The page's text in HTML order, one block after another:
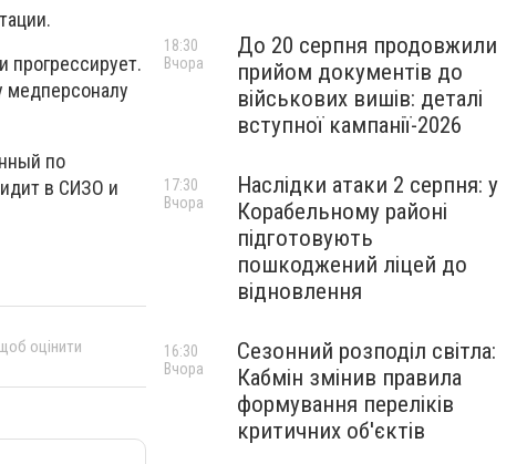
прогрессирует.
медперсоналу
по
в СИЗО и
оцінити
До 20 серпня продовжили
прийом документів до
військових вишів: деталі
вступної кампанії-2026
18:30
Вчора
Наслідки атаки 2 серпня: у
Корабельному районі
підготовують
пошкоджений ліцей до
відновлення
17:30
Вчора
Сезонний розподіл світла:
Кабмін змінив правила
формування переліків
критичних об'єктів
16:30
Вчора